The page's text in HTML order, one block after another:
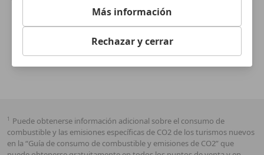
mi consentimiento en cualquier momento con
Enviar E-Mail
1
Puede obtenerse información adicional sobre el consumo de
combustible y las emisiones específicas de CO2 de los turismos nuevos
en la “Guía de consumo de combustible y emisiones de CO2” que
completar nuevas consultas. Sin el uso de dichas
Más información
Rechazar y cerrar